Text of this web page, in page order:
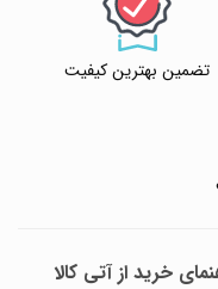
تضمین بهترین کیفیت
خرید از آتی کالا